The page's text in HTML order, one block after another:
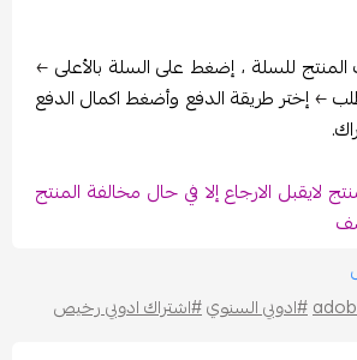
إضغط على السلة بالأعلى ←
الدفع وأضغط اكمال الدفع
إلا في حال مخالفة المنتج
#اشتراك ادوبي رخيص